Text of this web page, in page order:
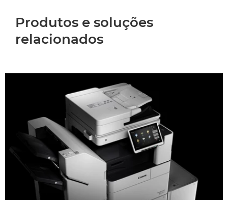
Produtos e soluções
relacionados